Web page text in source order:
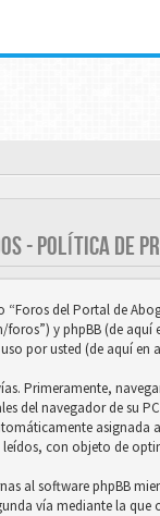
- POLÍTICA DE
del Portal de
y phpBB (de aquí
por usted (de aquí en
Primeramente,
del navegador de su
asignada
con objeto de
al software phpBB
vía mediante la